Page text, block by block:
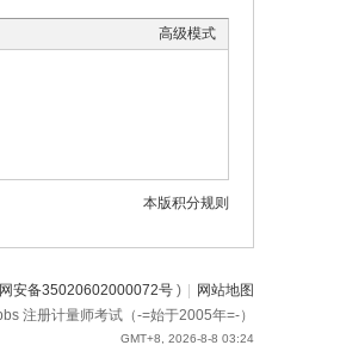
高级模式
本版积分规则
安备35020602000072号 )
网站地图
注册计量师考试（-=始于2005年=-）
GMT+8, 2026-8-8 03:24